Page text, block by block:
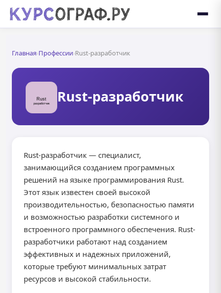
Главная›Профессии›Rust-разработчик
Rust-разработчик
Rust-разработчик — специалист,
занимающийся созданием программных
решений на языке программирования Rust.
Этот язык известен своей высокой
производительностью, безопасностью памяти
и возможностью разработки системного и
встроенного программного обеспечения. Rust-
разработчики работают над созданием
эффективных и надежных приложений,
которые требуют минимальных затрат
ресурсов и высокой стабильности.